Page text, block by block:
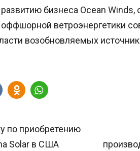
бизнеса Ocean
ветроэнергетики
возобновляемых
по приобретению
Solar в США